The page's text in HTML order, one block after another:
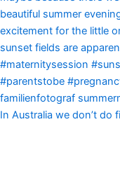
In Australia we don’t do